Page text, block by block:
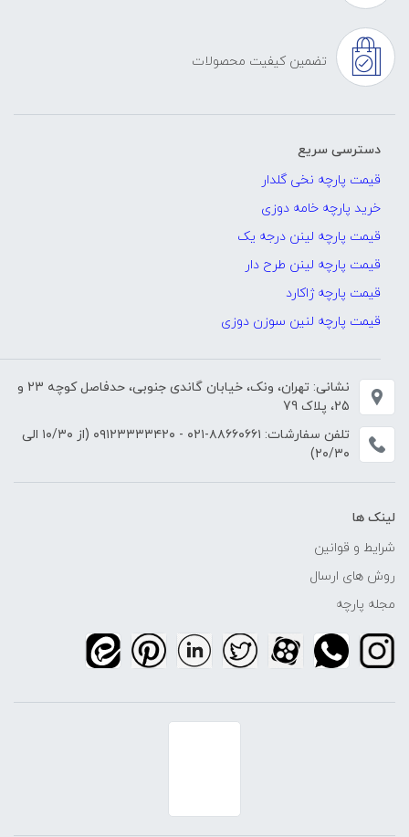
تضمین کیفیت محصولات
دسترسی سریع
قیمت پارچه نخی گلدار
خرید پارچه خامه دوزی
قیمت پارچه لینن درجه یک
قیمت پارچه لینن طرح دار
قیمت پارچه ژاکارد
قیمت پارچه لنین سوزن دوزی
نشانی: تهران، ونک، خیابان گاندی جنوبی، حدفاصل کوچه 23 و
25، پلاک 79
تلفن سفارشات: ۸۸۶۶۰۶۶۱-۰۲۱ - ۰۹۱۲۳۳۳۳۴۲۰
(از ۱۰/۳۰ الی
۲۰/۳۰)
لینک ها
شرایط و قوانین
روش های ارسال
مجله پارچه